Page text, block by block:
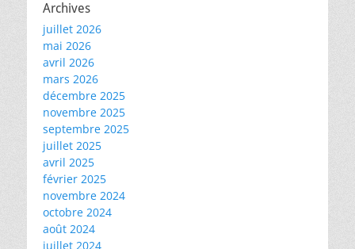
Archives
juillet 2026
mai 2026
avril 2026
mars 2026
décembre 2025
novembre 2025
septembre 2025
juillet 2025
avril 2025
février 2025
novembre 2024
octobre 2024
août 2024
juillet 2024